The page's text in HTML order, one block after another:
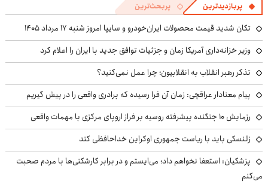
پربازدیدترین پربحث‌ترین
تکان شدید قیمت محصولات ایران‌خودرو و سایپا امروز شنبه ۱۷ مرداد ۱۴۰۵
وزیر خزانه‌داری آمریکا زمان و جزئیات توافق جدید با ایران را اعلام کرد
تذکر رهبر انقلاب به انقلابیون؛ چرا عمل نمی‌کنید؟
پیام معنادار عراقچی: زمان آن فرا رسیده که برادری واقعی را در پیش گیریم
رزمایش ۱۰ جنگنده پیشرفته روسیه بر فراز اروپای مرکزی با مهمات واقعی
زلنسکی باید با ریاست جمهوری اوکراین خداحافظی کند
پزشکیان: استعفا نخواهم داد؛ می‌ایستم و در برابر کارشکنی‌ها با مردم صحبت
می‌کنم